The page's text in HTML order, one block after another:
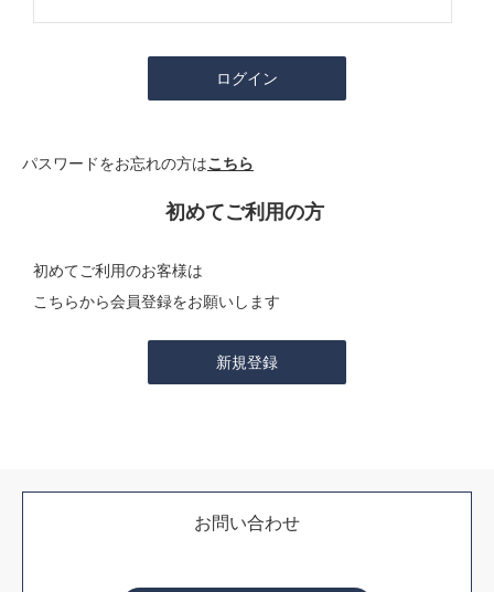
パスワードをお忘れの方はこちら
初めてご利用の方
初めてご利用のお客様は
こちらから会員登録をお願いします
お問い合わせ